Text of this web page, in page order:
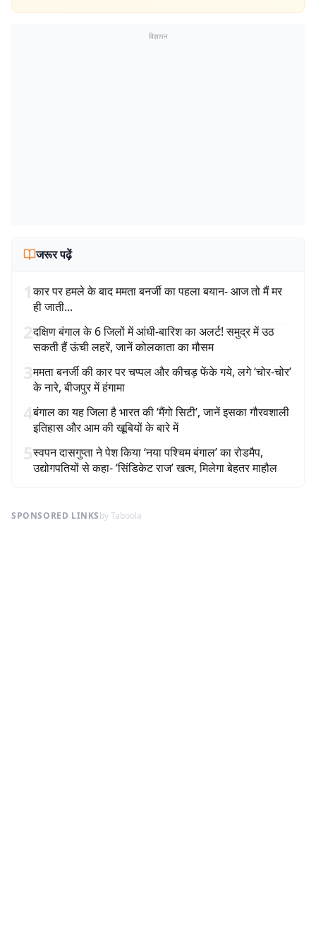
विज्ञापन
जरूर पढ़ें
1कार पर हमले के बाद ममता बनर्जी का पहला बयान- आज तो मैं मर
ही जाती...
2दक्षिण बंगाल के 6 जिलों में आंधी-बारिश का अलर्ट! समुद्र में उठ
सकती हैं ऊंची लहरें, जानें कोलकाता का मौसम
3ममता बनर्जी की कार पर चप्पल और कीचड़ फेंके गये, लगे ‘चोर-चोर’
के नारे, बीजपुर में हंगामा
4बंगाल का यह जिला है भारत की ‘मैंगो सिटी’, जानें इसका गौरवशाली
इतिहास और आम की खूबियों के बारे में
5स्वपन दासगुप्ता ने पेश किया ‘नया पश्चिम बंगाल’ का रोडमैप,
उद्योगपतियों से कहा- ‘सिंडिकेट राज’ खत्म, मिलेगा बेहतर माहौल
SPONSORED LINKSby Taboola